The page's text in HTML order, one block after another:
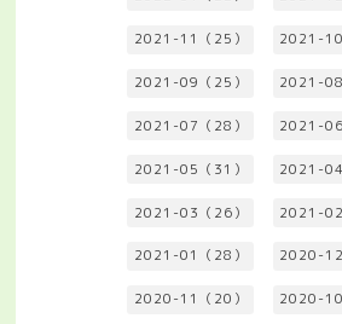
2021-11（25） 2021-10
2021-09（25） 2021-08
2021-07（28） 2021-06
2021-05（31） 2021-04
2021-03（26） 2021-02
2021-01（28） 2020-12
2020-11（20） 2020-10